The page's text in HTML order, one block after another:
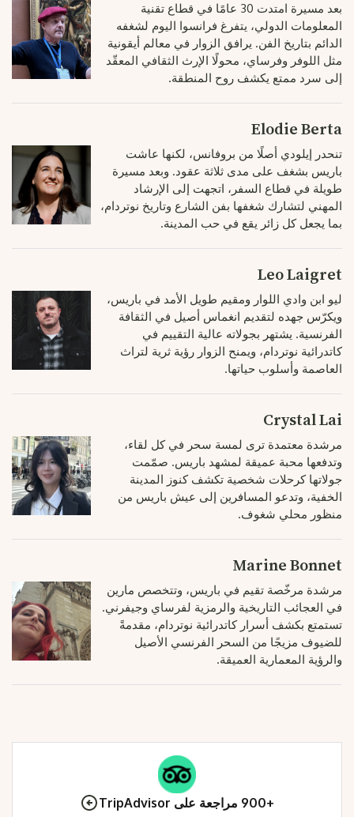
بعد مسيرة امتدت 30 عامًا في قطاع تقنية
المعلومات الدولي، يتفرغ فرانسوا اليوم لشغفه
الدائم بتاريخ الفن. يرافق الزوار في معالم أيقونية
مثل اللوفر وفرساي، محولًا الإرث الثقافي المعقّد
إلى سرد ممتع يكشف روح المنطقة.
Elodie Berta
تنحدر إيلودي أصلًا من بروفانس، لكنها عاشت
باريس بشغف على مدى ثلاثة عقود. وبعد مسيرة
طويلة في قطاع السفر، اتجهت إلى الإرشاد
المهني لتشارك شغفها بفن الشارع وتاريخ نوتردام،
بما يجعل كل زائر يقع في حب المدينة.
Leo Laigret
ليو ابن وادي اللوار ومقيم طويل الأمد في باريس،
ويكرّس جهده لتقديم انغماس أصيل في الثقافة
الفرنسية. يشتهر بجولاته عالية التقييم في
كاتدرائية نوتردام، ويمنح الزوار رؤية ثرية لتراث
العاصمة وأسلوب حياتها.
Crystal Lai
مرشدة معتمدة ترى لمسة سحر في كل لقاء،
وتدفعها محبة عميقة لمشهد باريس. صمّمت
جولاتها كرحلات شخصية تكشف كنوز المدينة
الخفية، وتدعو المسافرين إلى عيش باريس من
منظور محلي شغوف.
Marine Bonnet
مرشدة مرخّصة تقيم في باريس، وتتخصص مارين
في العجائب التاريخية والرمزية لفرساي وجيفرني.
تستمتع بكشف أسرار كاتدرائية نوتردام، مقدمةً
للضيوف مزيجًا من السحر الفرنسي الأصيل
والرؤية المعمارية العميقة.
+900 مراجعة على TripAdvisor